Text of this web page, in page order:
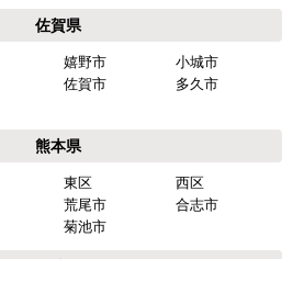
佐賀県
嬉野市
小城市
佐賀市
多久市
熊本県
東区
西区
荒尾市
合志市
菊池市